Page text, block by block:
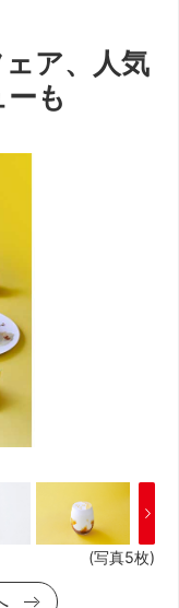
ェア、人気
も
(写真5枚)